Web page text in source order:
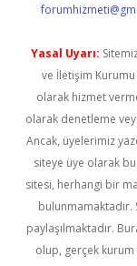
Yasal Uyarı:
ve İletişim Kurumu
olarak hizmet
olarak denetleme
Ancak, üyelerimiz
siteye üye olarak
sitesi, herhangi bir
bulunmamaktadır.
paylaşılmaktadır.
olup, gerçek kurum